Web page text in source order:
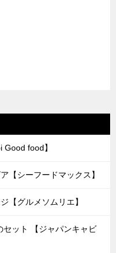
food】
【シーフードマックス】
【グルメソムリエ】
セット 【ジャパンキャビ